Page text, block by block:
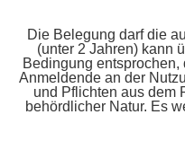
Die Belegung darf die
(unter 2 Jahren) kann
Bedingung
Anmeldende an der
und Pflichten aus dem
behördlicher Natur. Es